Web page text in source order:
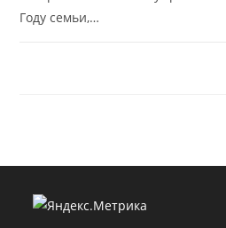
Году семьи,…